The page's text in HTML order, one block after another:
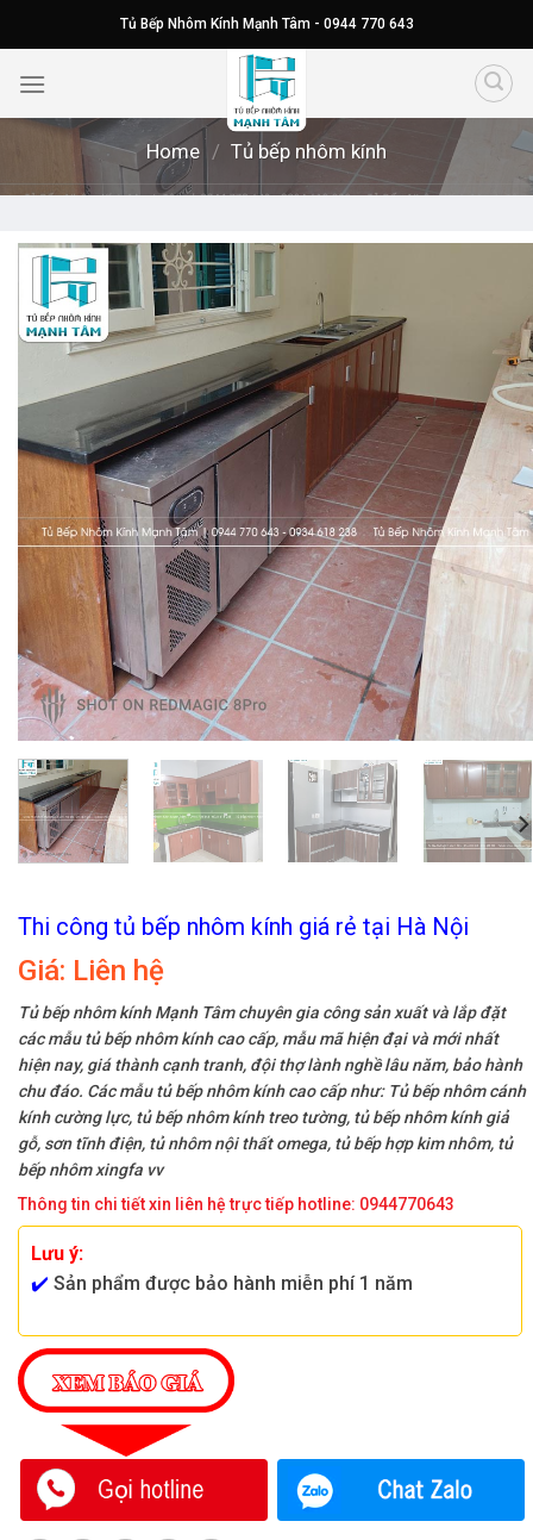
to
content
Tủ Bếp Nhôm Kính Mạnh Tâm - 0944 770 643
Home / Tủ bếp nhôm kính
Thi công tủ bếp nhôm kính giá rẻ tại Hà Nội
Giá: Liên hệ
Tủ bếp nhôm kính Mạnh Tâm chuyên gia công sản xuất và lắp đặt
các mẫu tủ bếp nhôm kính cao cấp, mẫu mã hiện đại và mới nhất
hiện nay, giá thành cạnh tranh, đội thợ lành nghề lâu năm, bảo hành
chu đáo. Các mẫu tủ bếp nhôm kính cao cấp như: Tủ bếp nhôm cánh
kính cường lực, tủ bếp nhôm kính treo tường, tủ bếp nhôm kính giả
gỗ, sơn tĩnh điện, tủ nhôm nội thất omega, tủ bếp hợp kim nhôm, tủ
bếp nhôm xingfa vv
Thông tin chi tiết xin liên hệ trực tiếp hotline: 0944770643
Lưu ý:
✔️ Sản phẩm được bảo hành miễn phí 1 năm